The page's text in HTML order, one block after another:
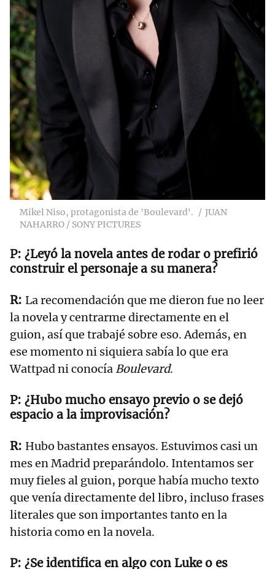
Mikel Niso, protagonista de 'Boulevard'.
JUAN
NAHARRO / SONY PICTURES
¿Leyó la novela antes de rodar o prefirió
construir el personaje a su manera?
La recomendación que me dieron fue no leer
la novela y centrarme directamente en el
guion, así que trabajé sobre eso. Además, en
ese momento ni siquiera sabía lo que era
Wattpad ni conocía Boulevard.
¿Hubo mucho ensayo previo o se dejó
espacio a la improvisación?
Hubo bastantes ensayos. Estuvimos casi un
mes en Madrid preparándolo. Intentamos ser
muy fieles al guion, porque había mucho texto
que venía directamente del libro, incluso frases
literales que son importantes tanto en la
historia como en la novela.
¿Se identifica en algo con Luke o es